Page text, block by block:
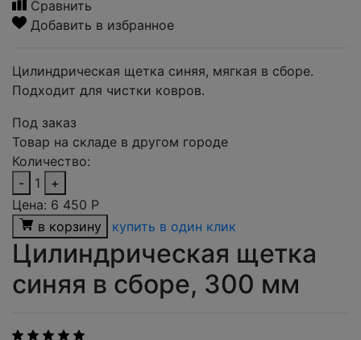
Сравнить
Добавить в избранное
Цилиндрическая щетка синяя, мягкая в сборе.
Подходит для чистки ковров.
Под заказ
Товар на складе в другом городе
Количество:
-
1
+
Цена: 6 450 Р
в корзину
купить в один клик
Цилиндрическая щетка
синяя в сборе, 300 мм